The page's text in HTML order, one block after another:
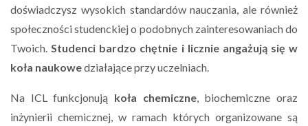
doświadczysz wysokich standardów nauczania, ale również
społeczności studenckiej o podobnych zainteresowaniach do
Twoich. Studenci bardzo chętnie i licznie angażują się w
koła naukowedziałające przy uczelniach.
Na ICL funkcjonują koła chemiczne, biochemiczne oraz
inżynierii chemicznej, w ramach których organizowane są